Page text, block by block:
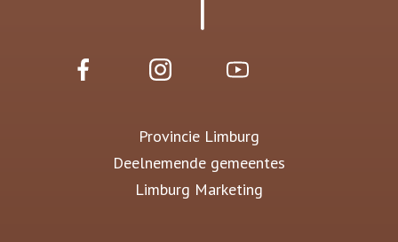
Provincie Limburg
Deelnemende gemeentes
Limburg Marketing